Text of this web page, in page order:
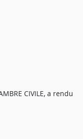
CIVILE, a rendu